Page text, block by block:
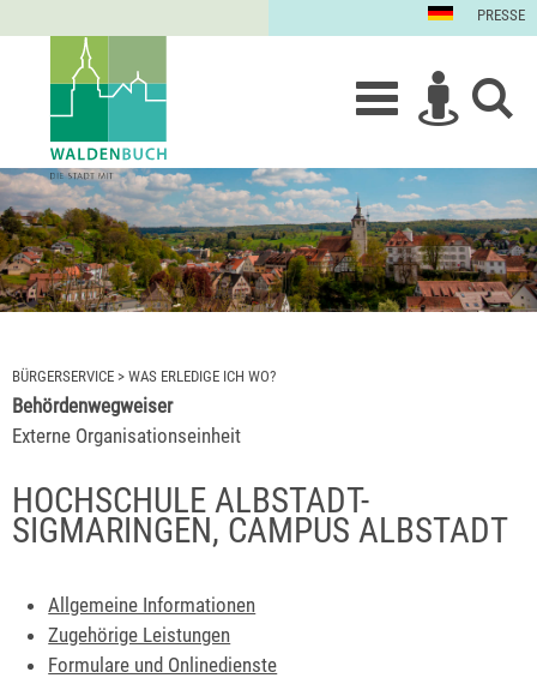
PRESSE
BÜRGERSERVICE > WAS ERLEDIGE ICH WO?
Behördenwegweiser
Externe Organisationseinheit
HOCHSCHULE ALBSTADT-
SIGMARINGEN, CAMPUS ALBSTADT
Allgemeine Informationen
Zugehörige Leistungen
Formulare und Onlinedienste